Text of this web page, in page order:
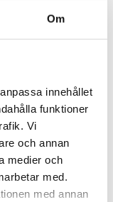
Om
innehållet
funktioner
Vi
och annan
medier och
med.
med annan
höjd, 600 mm,
Bordets
"korta" hållet.